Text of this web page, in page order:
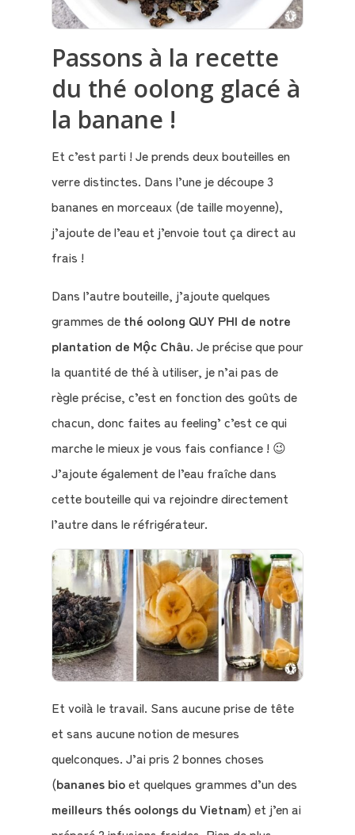
Passons à la recette
du thé oolong glacé à
la banane !
Et c’est parti ! Je prends deux bouteilles en
verre distinctes. Dans l’une je découpe 3
bananes en morceaux (de taille moyenne),
j’ajoute de l’eau et j’envoie tout ça direct au
frais !
Dans l’autre bouteille, j’ajoute quelques
grammes de thé oolong QUY PHI de notre
plantation de Mộc Châu. Je précise que pour
la quantité de thé à utiliser, je n’ai pas de
règle précise, c’est en fonction des goûts de
chacun, donc faites au feeling’ c’est ce qui
marche le mieux je vous fais confiance ! 😉
J’ajoute également de l’eau fraîche dans
cette bouteille qui va rejoindre directement
l’autre dans le réfrigérateur.
Et voilà le travail. Sans aucune prise de tête
et sans aucune notion de mesures
quelconques. J’ai pris 2 bonnes choses
(bananes bioet quelques grammes d’un des
meilleurs thés oolongs du Vietnam) et j’en ai